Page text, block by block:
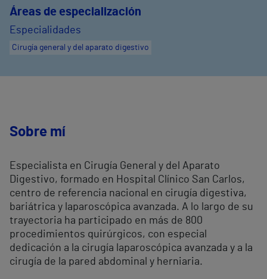
Áreas de especialización
Especialidades
Cirugía general y del aparato digestivo
Sobre mí
Especialista en Cirugía General y del Aparato
Digestivo, formado en Hospital Clínico San Carlos,
centro de referencia nacional en cirugía digestiva,
bariátrica y laparoscópica avanzada. A lo largo de su
trayectoria ha participado en más de 800
procedimientos quirúrgicos, con especial
dedicación a la cirugía laparoscópica avanzada y a la
cirugía de la pared abdominal y herniaria.